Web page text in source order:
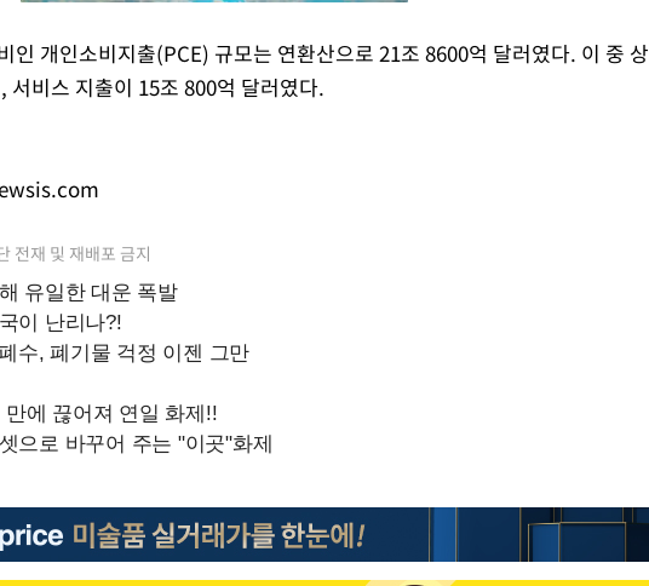
Mute
인 개인소비지출(PCE) 규모는 연환산으로 21조 8600억 달러였다. 이 중 상
서비스 지출이 15조 800억 달러였다.
전재 및 재배포 금지